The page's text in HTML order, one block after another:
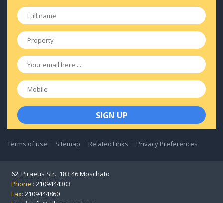
Full
name
*
Property
Email
Mobile
Terms of use Sitemap Related Links Privacy Preferences
62, Piraeus Str., 183 46 Moschato
Phone.: 2109444303
Fax: 2109444860